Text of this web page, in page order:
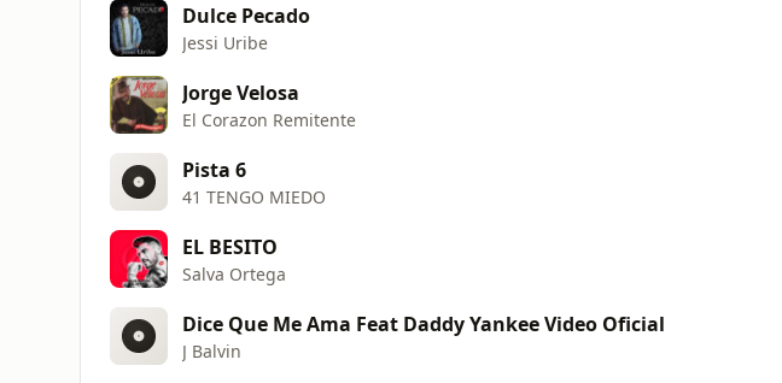
Dulce Pecado
Jessi Uribe
Jorge Velosa
El Corazon Remitente
Pista 6
41 TENGO MIEDO
EL BESITO
Salva Ortega
Dice Que Me Ama Feat Daddy Yankee Video Oficial
J Balvin